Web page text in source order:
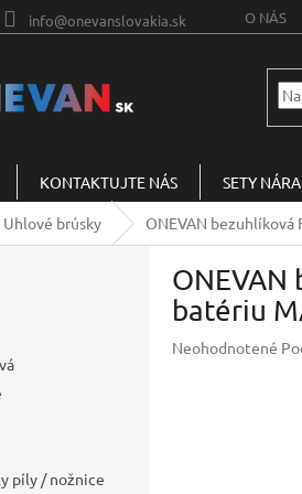
info@onevanslovakia.sk O NÁS
KONTAKTUJTE NÁS SETY
Uhlové brúsky ONEVAN bezuhlíková
píly / nožnice
ONEVAN
batériu
Priemerné
Neohodnotené